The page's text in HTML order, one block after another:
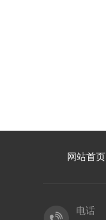
网站首页
电话